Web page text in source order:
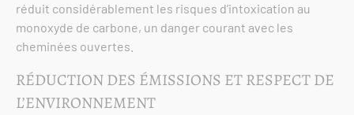
réduit considérablement les risques d’intoxication au
monoxyde de carbone, un danger courant avec les
cheminées ouvertes.
RÉDUCTION DES ÉMISSIONS ET RESPECT DE
L’ENVIRONNEMENT